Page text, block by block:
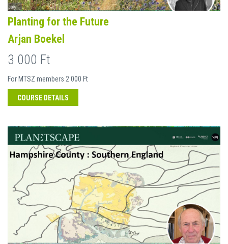
Planting for the Future
Arjan Boekel
3 000 Ft
For MTSZ members 2 000 Ft
COURSE DETAILS